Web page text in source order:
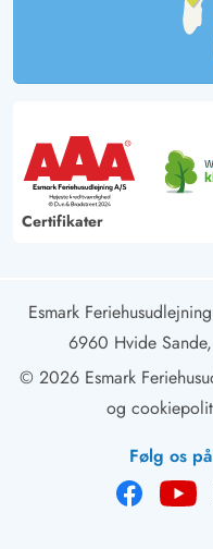
Certifikater
Esmark
6960 Hvide
© 2026 Esmark
og
Følg os